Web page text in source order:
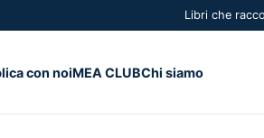
Libri che
con noiMEA CLUBChi siamo